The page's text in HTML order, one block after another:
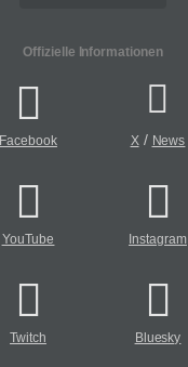
Offizielle Informationen
Facebook X/ News
YouTube Instagram
Twitch Bluesky